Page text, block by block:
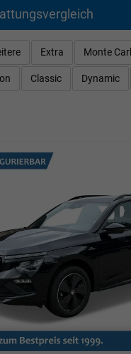
Extra Monte
Classic Dynamic